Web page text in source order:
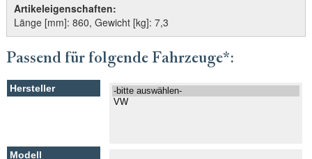
Artikeleigenschaften:
Länge [mm]: 860, Gewicht [kg]: 7,3
Passend für folgende Fahrzeuge*: